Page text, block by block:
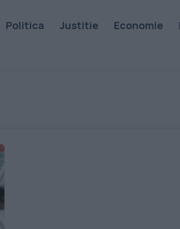
Politica Justitie Economie